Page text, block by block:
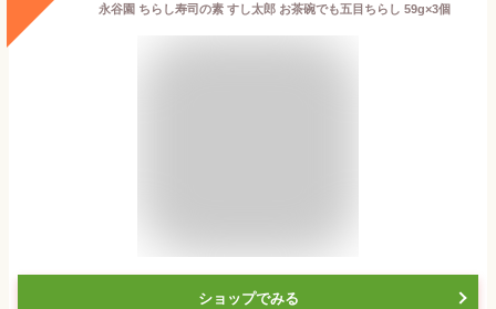
永谷園 ちらし寿司の素 すし太郎 お茶碗でも五目ちらし 59g×3個
ショップでみる